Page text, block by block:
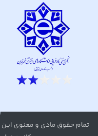
تمام حقوق مادی و معنوی این